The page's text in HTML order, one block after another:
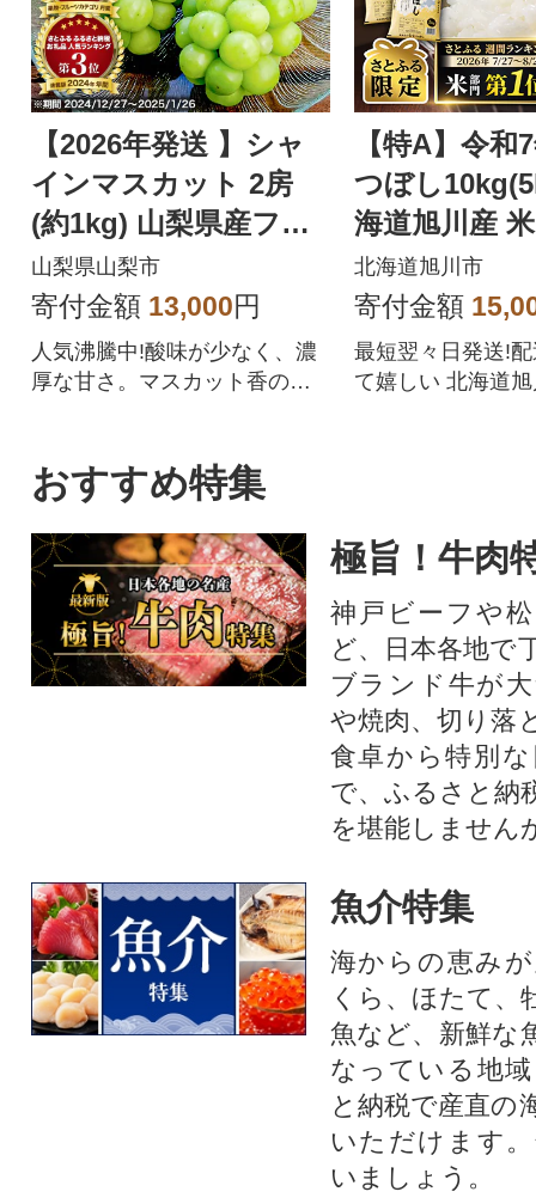
【2026年発送 】シャ
インマスカット 2房
(約1kg) 山梨県産フル
ーツ 人気のぶどう
山梨県山梨市
寄付金額 13,000円
人気沸騰中!酸味が少なく、濃
厚な甘さ。マスカット香の芳
トを中心にぶどうをたくさん
作っている農家が自信を持っ
てお届けします。
【特A】令和
つぼし
海道旭川産
【さとふる
57
北海道旭川市
寄付金額
最短翌々日発送!
て嬉しい 北海道
おすすめ特集
極旨！牛肉
神戸ビーフや
ど、日本各地で
ブランド牛が
や焼肉、切り落
食卓から特別
で、ふるさと納
を堪能しません
魚介特集
海からの恵み
くら、ほたて、
魚など、新鮮な
なっている地
と納税で産直の
いただけます
いましょう。